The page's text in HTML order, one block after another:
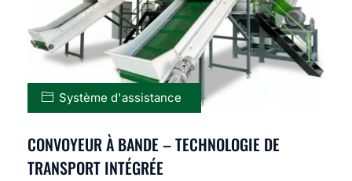
Système d'assistance
CONVOYEUR À BANDE – TECHNOLOGIE DE
TRANSPORT INTÉGRÉE